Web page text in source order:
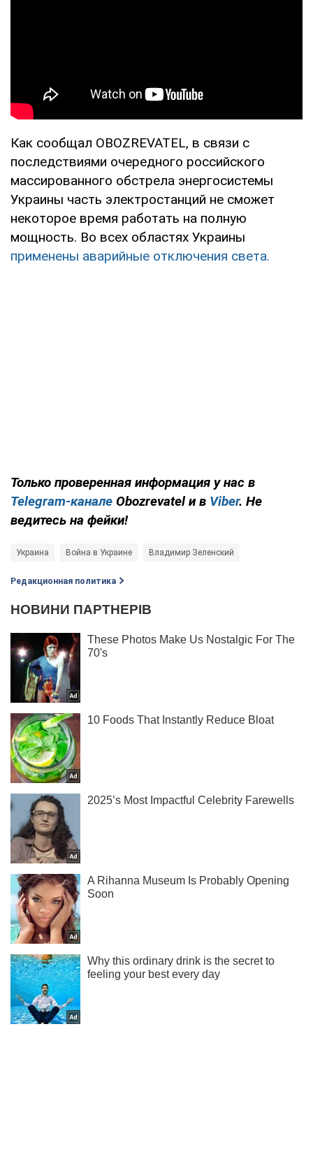
Как сообщал OBOZREVATEL, в связи с
последствиями очередного российского
массированного обстрела энергосистемы
Украины часть электростанций не сможет
некоторое время работать на полную
мощность. Во всех областях Украины
применены аварийные отключения света.
Только проверенная информация у нас в
Telegram-канале Obozrevatel и в Viber. Не
ведитесь на фейки!
Украина Война в Украине Владимир Зеленский
Редакционная политика